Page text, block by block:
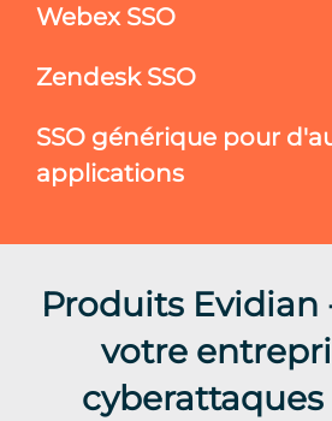
Webex SSO
Zendesk SSO
SSO générique pour
applications
Produits Evidian
votre
cyberattaques